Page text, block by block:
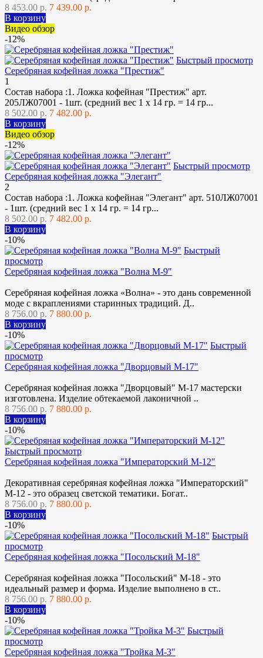
8 453.00 р. 7 439.00 р.
В корзину
Видео обзор
-12%
Быстрый просмотр
Серебряная кофейная ложка "Престиж"
1
Состав набора :1. Ложка кофейная "Престиж" арт.
205ЛЖ07001 - 1шт. (средний вес 1 х 14 гр. = 14 гр...
8 502.00 р. 7 482.00 р.
В корзину
Видео обзор
-12%
Быстрый просмотр
Серебряная кофейная ложка "Элегант"
2
Состав набора :1. Ложка кофейная "Элегант" арт. 510ЛЖ07001
- 1шт. (средний вес 1 х 14 гр. = 14 гр...
8 502.00 р. 7 482.00 р.
В корзину
-10%
Быстрый
просмотр
Серебряная кофейная ложка "Волна М-9"
Серебряная кофейная ложка «Волна» - это дань современной
моде с вкраплениями старинных традиций. Д..
8 756.00 р. 7 880.00 р.
В корзину
-10%
Быстрый
просмотр
Серебряная кофейная ложка "Дворцовый М-17"
Серебряная кофейная ложка "Дворцовый" М-17 мастерски
изготовлена. Изделие обтекаемой лаконичной ..
8 756.00 р. 7 880.00 р.
В корзину
-10%
Быстрый просмотр
Серебряная кофейная ложка "Императорский М-12"
Декоративная серебряная кофейная ложка "Императорский"
М-12 - это образец светской тематики. Богат..
8 756.00 р. 7 880.00 р.
В корзину
-10%
Быстрый
просмотр
Серебряная кофейная ложка "Посольский М-18"
Серебряная кофейная ложка "Посольский" М-18 - это
идеальный размер и форма. Изделие выполнено в ст..
8 756.00 р. 7 880.00 р.
В корзину
-10%
Быстрый
просмотр
Серебряная кофейная ложка "Тройка М-3"